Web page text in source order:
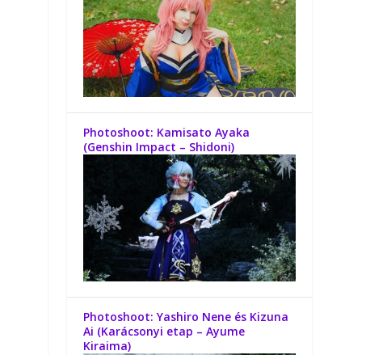
Photoshoot: Kamisato Ayaka
(Genshin Impact – Shidoni)
Photoshoot: Yashiro Nene és Kizuna
Ai (Karácsonyi etap – Ayume
Kiraima)